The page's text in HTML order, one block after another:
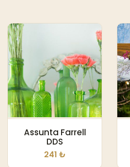
Assunta Farrell
DDS
241 ₺